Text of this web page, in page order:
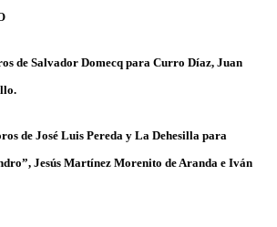
de Salvador Domecq para Curro Díaz, Juan
.
de José Luis Pereda y La Dehesilla para
Jesús Martínez Morenito de Aranda e Iván